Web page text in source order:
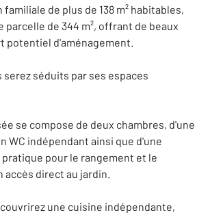
familiale de plus de 138 m² habitables,
parcelle de 344 m², offrant de beaux
potentiel d'aménagement.
serez séduits par ses espaces
se compose de deux chambres, d'une
WC indépendant ainsi que d'une
pour le rangement et le
accès direct au jardin.
une cuisine indépendante,